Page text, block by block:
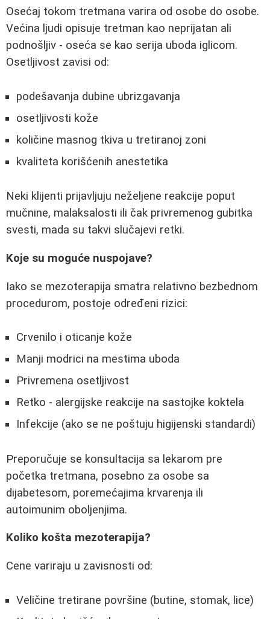
Osećaj tokom tretmana varira od osobe do osobe.
Većina ljudi opisuje tretman kao neprijatan ali
podnošljiv - oseća se kao serija uboda iglicom.
Osetljivost zavisi od:
podešavanja dubine ubrizgavanja
osetljivosti kože
količine masnog tkiva u tretiranoj zoni
kvaliteta korišćenih anestetika
Neki klijenti prijavljuju neželjene reakcije poput
mučnine, malaksalosti ili čak privremenog gubitka
svesti, mada su takvi slučajevi retki.
Koje su moguće nuspojave?
Iako se mezoterapija smatra relativno bezbednom
procedurom, postoje određeni rizici:
Crvenilo i oticanje kože
Manji modrici na mestima uboda
Privremena osetljivost
Retko - alergijske reakcije na sastojke koktela
Infekcije (ako se ne poštuju higijenski standardi)
Preporučuje se konsultacija sa lekarom pre
početka tretmana, posebno za osobe sa
dijabetesom, poremećajima krvarenja ili
autoimunim oboljenjima.
Koliko košta mezoterapija?
Cene variraju u zavisnosti od:
Veličine tretirane površine (butine, stomak, lice)